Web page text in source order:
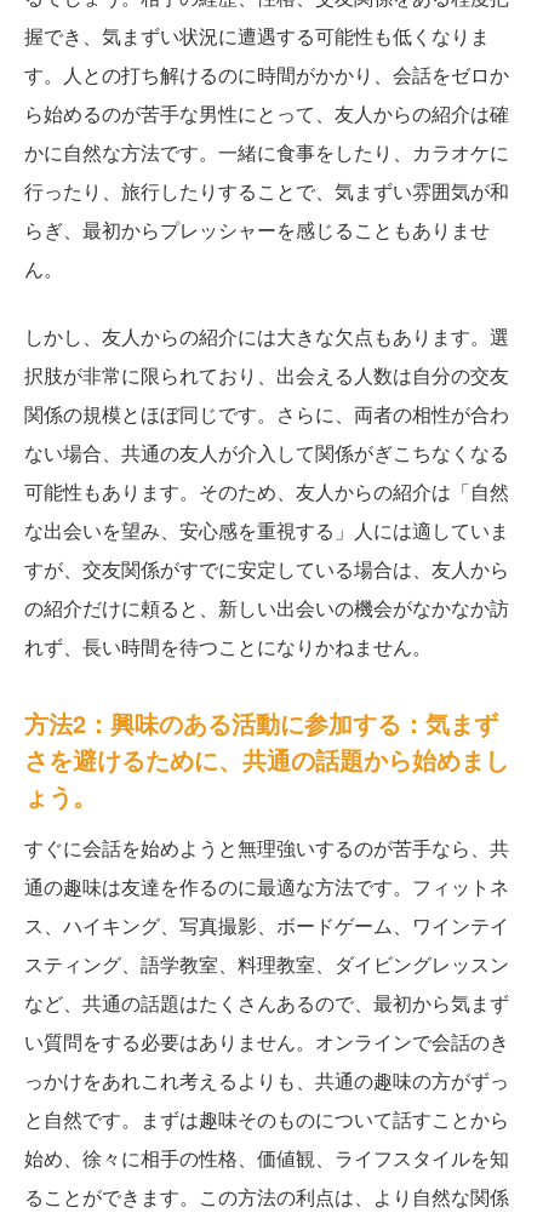
握でき、気まずい状況に遭遇する可能性も低くなりま
す。人との打ち解けるのに時間がかかり、会話をゼロか
ら始めるのが苦手な男性にとって、友人からの紹介は確
かに自然な方法です。一緒に食事をしたり、カラオケに
行ったり、旅行したりすることで、気まずい雰囲気が和
らぎ、最初からプレッシャーを感じることもありませ
ん。
しかし、友人からの紹介には大きな欠点もあります。選
択肢が非常に限られており、出会える人数は自分の交友
関係の規模とほぼ同じです。さらに、両者の相性が合わ
ない場合、共通の友人が介入して関係がぎこちなくなる
可能性もあります。そのため、友人からの紹介は「自然
な出会いを望み、安心感を重視する」人には適していま
すが、交友関係がすでに安定している場合は、友人から
の紹介だけに頼ると、新しい出会いの機会がなかなか訪
れず、長い時間を待つことになりかねません。
方法2：興味のある活動に参加する：気まず
さを避けるために、共通の話題から始めまし
ょう。
すぐに会話を始めようと無理強いするのが苦手なら、共
通の趣味は友達を作るのに最適な方法です。フィットネ
ス、ハイキング、写真撮影、ボードゲーム、ワインテイ
スティング、語学教室、料理教室、ダイビングレッスン
など、共通の話題はたくさんあるので、最初から気まず
い質問をする必要はありません。オンラインで会話のき
っかけをあれこれ考えるよりも、共通の趣味の方がずっ
と自然です。まずは趣味そのものについて話すことから
始め、徐々に相手の性格、価値観、ライフスタイルを知
ることができます。この方法の利点は、より自然な関係